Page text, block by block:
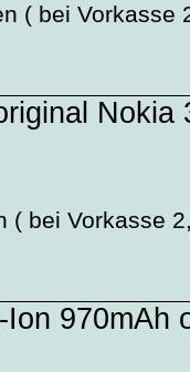
( bei Vorkasse
Nokia
bei Vorkasse
970mAh